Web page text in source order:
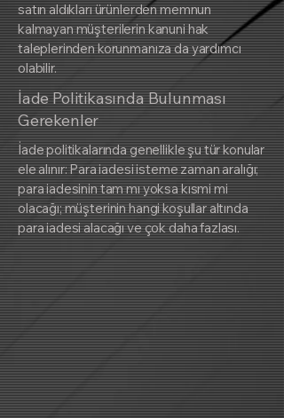
satın aldıkları ürünlerden memnun
kalmayan müşterilerin kanuni hak
taleplerinden korunmanıza da yardımcı
olabilir.
İade Politikasında Bulunması
Gerekenler
İade politikalarında genellikle şu tür konular
ele alınır: Para iadesi isteme zaman aralığı;
para iadesinin tam mı yoksa kısmi mi
olacağı; müşterinin hangi koşullar altında
para iadesi alacağı ve çok daha fazlası.